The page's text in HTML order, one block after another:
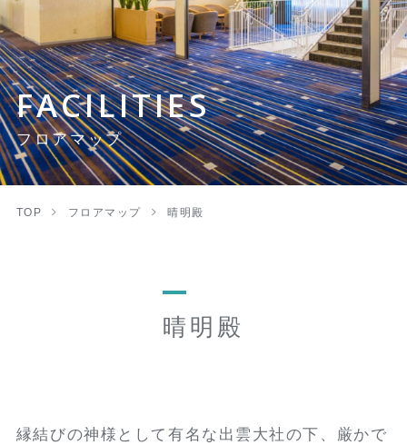
FACILITIES
フロアマップ
TOP フロアマップ 晴明殿
晴明殿
縁結びの神様として有名な出雲大社の下、厳かで